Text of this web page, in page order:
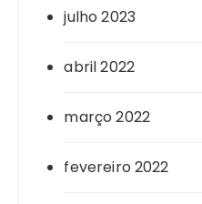
julho 2023
abril 2022
março 2022
fevereiro 2022